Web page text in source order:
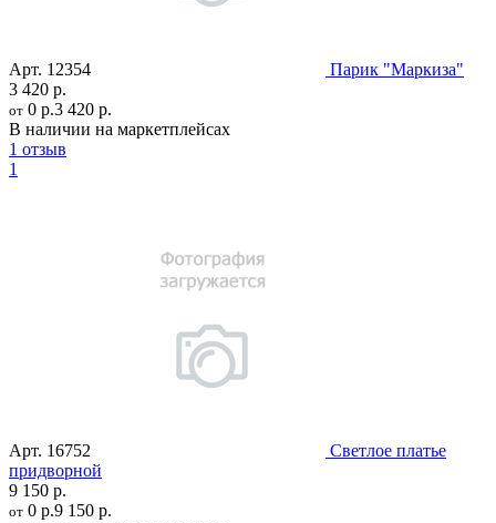
Арт. 12354
Парик "Маркиза"
3 420 р.
от 0 р.3 420 р.
В наличии на маркетплейсах
1 отзыв
1
Арт. 16752
Светлое платье
придворной
9 150 р.
от 0 р.9 150 р.